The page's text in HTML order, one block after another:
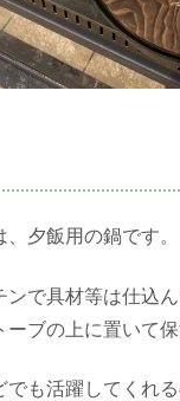
夕飯用の鍋です。
ンで具材等は仕込
ブの上に置いて保
でも活躍してくれ